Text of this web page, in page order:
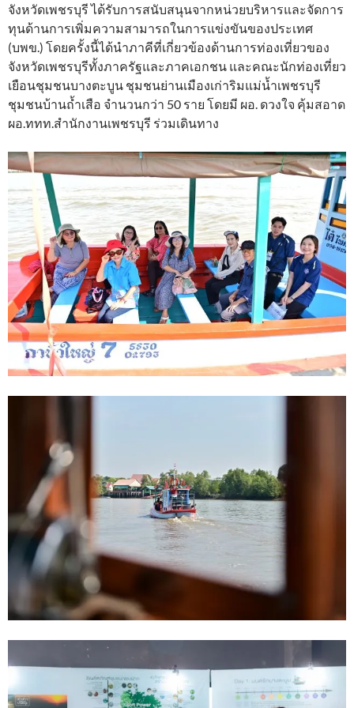
จังหวัดเพชรบุรี ได้รับการสนับสนุนจากหน่วยบริหารและจัดการ
ทุนด้านการเพิ่มความสามารถในการแข่งขันของประเทศ
(บพข.) โดยครั้งนี้ได้นำภาคีที่เกี่ยวข้องด้านการท่องเที่ยวของ
จังหวัดเพชรบุรีทั้งภาครัฐและภาคเอกชน และคณะนักท่องเที่ยว
เยือนชุมชนบางตะบูน ชุมชนย่านเมืองเก่าริมแม่น้ำเพชรบุรี
ชุมชนบ้านถ้ำเสือ จำนวนกว่า 50 ราย โดยมี ผอ. ดวงใจ คุ้มสอาด
ผอ.ททท.สำนักงานเพชรบุรี ร่วมเดินทาง